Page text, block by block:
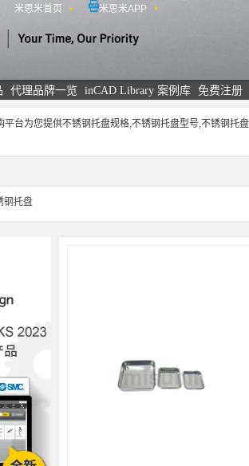
米思米首页 米思米APP
代理品牌一览 inCAD Library 案例库 免费注册
平台为您提供不锈钢托盘规格,不锈钢托盘型号,不锈钢
钢托盘